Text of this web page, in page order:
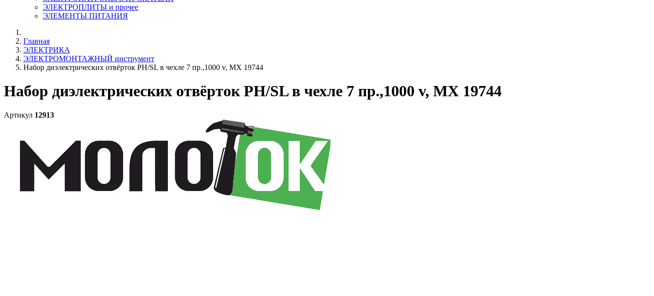
ЭЛЕКТРОПЛИТЫ и прочее
ЭЛЕМЕНТЫ ПИТАНИЯ
Главная
ЭЛЕКТРИКА
ЭЛЕКТРОМОНТАЖНЫЙ инструмент
Набор диэлектрических отвёрток PH/SL в чехле 7 пр.,1000 v, MX 19744
Набор диэлектрических отвёрток PH/SL в чехле 7 пр.,1000 v, MX 19744
Артикул 12913